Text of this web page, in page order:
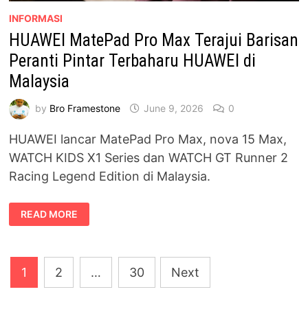
INFORMASI
HUAWEI MatePad Pro Max Terajui Barisan
Peranti Pintar Terbaharu HUAWEI di
Malaysia
by Bro Framestone June 9, 2026 0
HUAWEI lancar MatePad Pro Max, nova 15 Max,
WATCH KIDS X1 Series dan WATCH GT Runner 2
Racing Legend Edition di Malaysia.
HUAWEI
MATEPAD
PRO
BARISAN
PERANTI
PINTAR
TERBAHARU
READ MORE
Posts
pagination
1 2 … 30 Next